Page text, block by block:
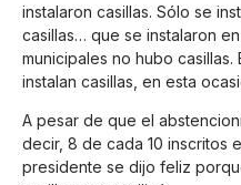
instalaron casillas. Sólo se
casillas… que se instalaron
municipales no hubo
instalan casillas, en esta
A pesar de que el
decir, 8 de cada 10 inscritos
presidente se dijo feliz